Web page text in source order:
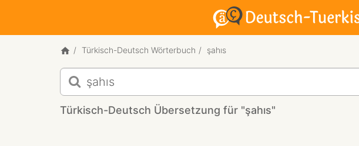
Türkisch-Deutsch Wörterbuch şahıs
Türkisch-
Deutsch
Übersetzung
für
Türkisch-Deutsch Übersetzung für "şahıs"